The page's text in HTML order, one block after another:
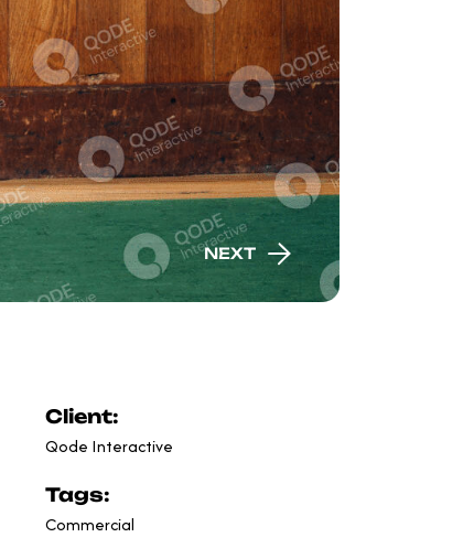
NEXT
Client:
Qode Interactive
Tags:
Commercial